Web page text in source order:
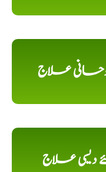
روحانی علاج
دیسی علاج